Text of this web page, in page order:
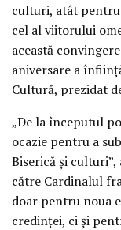
culturi, atât
cel al viitorului
această
aniversare a
Cultură, prezidat
„De la începutul
ocazie pentru a
Biserică şi
către Cardinalul
doar pentru noua
credinţei, ci şi